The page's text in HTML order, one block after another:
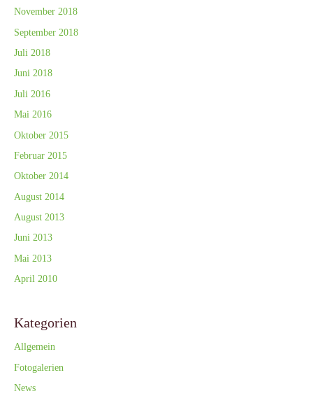
November 2018
September 2018
Juli 2018
Juni 2018
Juli 2016
Mai 2016
Oktober 2015
Februar 2015
Oktober 2014
August 2014
August 2013
Juni 2013
Mai 2013
April 2010
Kategorien
Allgemein
Fotogalerien
News